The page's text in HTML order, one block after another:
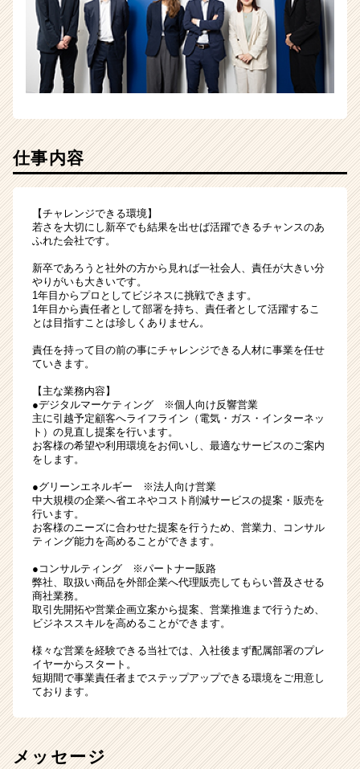
（CheerCareer）
仕事内容
【チャレンジできる環境】
若さを大切にし新卒でも結果を出せば活躍できるチャンスのあ
ふれた会社です。
新卒であろうと社外の方から見れば一社会人、責任が大きい分
やりがいも大きいです。
1年目からプロとしてビジネスに挑戦できます。
1年目から責任者として部署を持ち、責任者として活躍するこ
とは目指すことは珍しくありません。
責任を持って目の前の事にチャレンジできる人材に事業を任せ
ていきます。
【主な業務内容】
●デジタルマーケティング ※個人向け反響営業
主に引越予定顧客へライフライン（電気・ガス・インターネッ
ト）の見直し提案を行います。
お客様の希望や利用環境をお伺いし、最適なサービスのご案内
をします。
●グリーンエネルギー ※法人向け営業
中大規模の企業へ省エネやコスト削減サービスの提案・販売を
行います。
お客様のニーズに合わせた提案を行うため、営業力、コンサル
ティング能力を高めることができます。
●コンサルティング ※パートナー販路
弊社、取扱い商品を外部企業へ代理販売してもらい普及させる
商社業務。
取引先開拓や営業企画立案から提案、営業推進まで行うため、
ビジネススキルを高めることができます。
様々な営業を経験できる当社では、入社後まず配属部署のプレ
イヤーからスタート。
短期間で事業責任者までステップアップできる環境をご用意し
ております。
メッセージ